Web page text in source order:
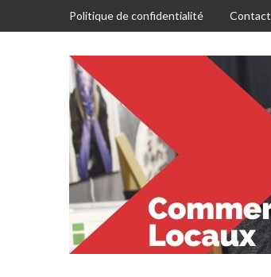
Politique de confidentialité Contact